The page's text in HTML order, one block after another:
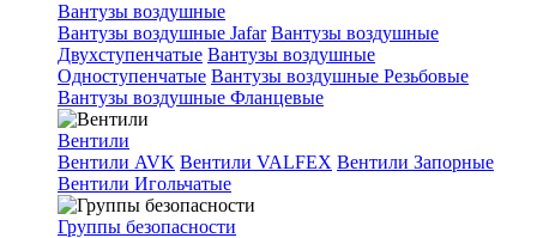
Вантузы воздушные
Вантузы воздушные Jafar Вантузы воздушные
Двухступенчатые Вантузы воздушные
Одноступенчатые Вантузы воздушные Резьбовые
Вантузы воздушные Фланцевые
Вентили
Вентили AVK Вентили VALFEX Вентили Запорные
Вентили Игольчатые
Группы безопасности